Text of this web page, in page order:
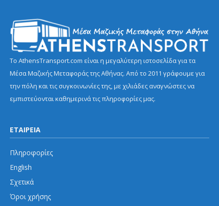
Το AthensTransport.com είναι η μεγαλύτερη ιστοσελίδα για τα
Μέσα Μαζικής Μεταφοράς της Αθήνας. Από το 2011 γράφουμε για
την πόλη και τις συγκοινωνίες της, με χιλιάδες αναγνώστες να
εμπιστεύονται καθημερινά τις πληροφορίες μας.
ΕΤΑΙΡΕΙΑ
Πληροφορίες
English
Σχετικά
Όροι χρήσης